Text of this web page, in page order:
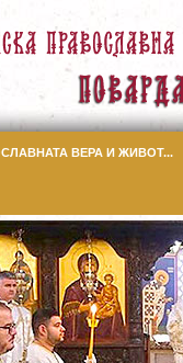
ВЕРА И ЖИВОТ...